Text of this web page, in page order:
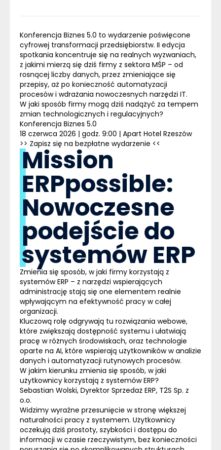
Konferencja Biznes 5.0 to wydarzenie poświęcone
cyfrowej transformacji przedsiębiorstw. II edycja
spotkania koncentruje się na realnych wyzwaniach,
z jakimi mierzą się dziś firmy z sektora MŚP – od
rosnącej liczby danych, przez zmieniające się
przepisy, aż po konieczność automatyzacji
procesów i wdrażania nowoczesnych narzędzi IT.
W jaki sposób firmy mogą dziś nadążyć za tempem
zmian technologicznych i regulacyjnych?
Konferencja Biznes 5.0
18 czerwca 2026 | godz. 9:00 | Apart Hotel Rzeszów
>> Zapisz się na bezpłatne wydarzenie <<
Mission
ERPpossible:
Nowoczesne
podejście do
systemów ERP
Zmienia się sposób, w jaki firmy korzystają z
systemów ERP – z narzędzi wspierających
administrację stają się one elementem realnie
wpływającym na efektywność pracy w całej
organizacji.
Kluczową rolę odgrywają tu rozwiązania webowe,
które zwiększają dostępność systemu i ułatwiają
pracę w różnych środowiskach, oraz technologie
oparte na AI, które wspierają użytkowników w analizie
danych i automatyzacji rutynowych procesów.
W jakim kierunku zmienia się sposób, w jaki
użytkownicy korzystają z systemów ERP?
Sebastian Wolski, Dyrektor Sprzedaż ERP, T2S Sp. z
o.o.
Widzimy wyraźne przesunięcie w stronę większej
naturalności pracy z systemem. Użytkownicy
oczekują dziś prostoty, szybkości i dostępu do
informacji w czasie rzeczywistym, bez konieczności